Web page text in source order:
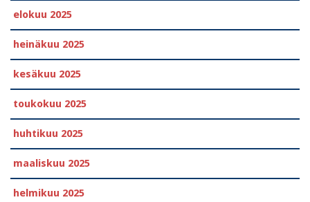
elokuu 2025
heinäkuu 2025
kesäkuu 2025
toukokuu 2025
huhtikuu 2025
maaliskuu 2025
helmikuu 2025